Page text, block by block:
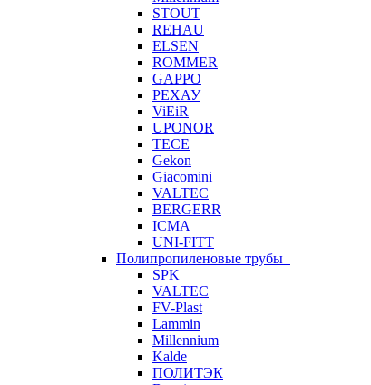
STOUT
REHAU
ELSEN
ROMMER
GAPPO
РЕХАУ
ViEiR
UPONOR
TECE
Gekon
Giacomini
VALTEC
BERGERR
ICMA
UNI-FITT
Полипропиленовые трубы
SPK
VALTEC
FV-Plast
Lammin
Millennium
Kalde
ПОЛИТЭК